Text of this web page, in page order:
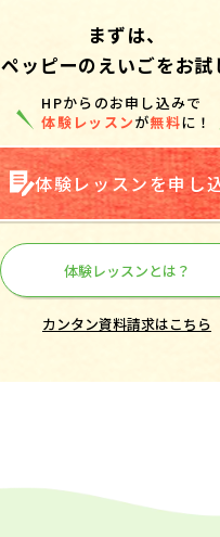
まずは、
ペッピーのえいごをお試
HPからのお申し込みで
体験レッスンが無料に！
体験レッスンを申し
体験レッスンとは？
カンタン資料請求はこちら